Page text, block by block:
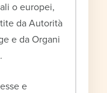
o europei,
da Autorità
e da Organi
e